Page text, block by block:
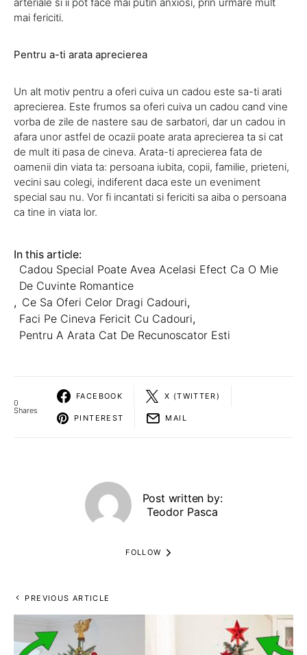
mai fericiti.
Pentru a-ti arata aprecierea
Un alt motiv pentru a oferi cuiva un cadou este sa-ti arati
aprecierea. Este frumos sa oferi cuiva un cadou cand vine
vorba de zile de nastere sau de sarbatori, dar un cadou in
afara unor astfel de ocazii poate arata aprecierea ta si cat
de mult iti pasa de cineva. Arata-ti aprecierea fata de
oamenii din viata ta: persoana iubita, copii, familie, prieteni,
vecini sau colegi, indiferent daca este un eveniment
special sau nu. Vor fi incantati si fericiti sa aiba o persoana
ca tine in viata lor.
In this article:
Cadou Special Poate Avea Acelasi Efect Ca O Mie
De Cuvinte Romantice
, Ce Sa Oferi Celor Dragi Cadouri,
Faci Pe Cineva Fericit Cu Cadouri,
Pentru A Arata Cat De Recunoscator Esti
0
Shares
FACEBOOK X (TWITTER)
PINTEREST MAIL
Post written by:
Teodor Pasca
FOLLOW
PREVIOUS ARTICLE